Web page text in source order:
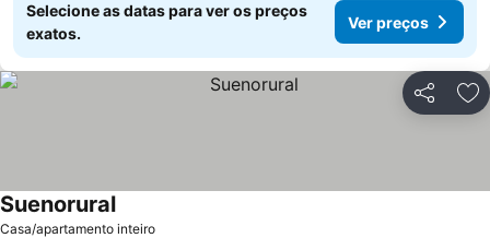
Selecione as datas para ver os preços
exatos.
Ver preços
Partilhar
Casa/apartamento inteiro
SuenoruralVer preços